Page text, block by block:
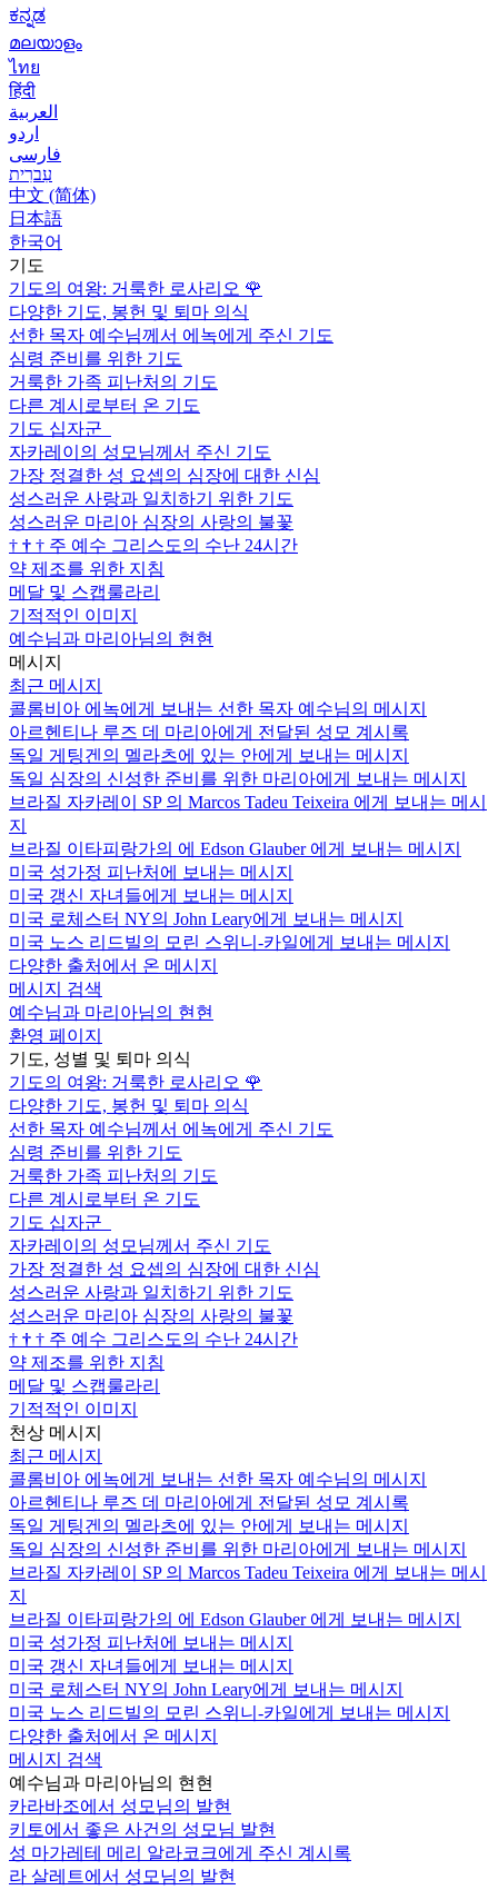
ಕನ್ನಡ
മലയാളം
ไทย
हिंदी
العربية
اردو
فارسی
עִברִית
中文 (简体)
日本語
한국어
기도
기도의 여왕: 거룩한 로사리오 🌹
다양한 기도, 봉헌 및 퇴마 의식
선한 목자 예수님께서 에녹에게 주신 기도
심령 준비를 위한 기도
거룩한 가족 피난처의 기도
다른 계시로부터 온 기도
기도 십자군
자카레이의 성모님께서 주신 기도
가장 정결한 성 요셉의 심장에 대한 신심
성스러운 사랑과 일치하기 위한 기도
성스러운 마리아 심장의 사랑의 불꽃
† † † 주 예수 그리스도의 수난 24시간
약 제조를 위한 지침
메달 및 스캡룰라리
기적적인 이미지
예수님과 마리아님의 현현
메시지
최근 메시지
콜롬비아 에녹에게 보내는 선한 목자 예수님의 메시지
아르헨티나 루즈 데 마리아에게 전달된 성모 계시록
독일 게팅겐의 멜라츠에 있는 안에게 보내는 메시지
독일 심장의 신성한 준비를 위한 마리아에게 보내는 메시지
브라질 자카레이 SP 의 Marcos Tadeu Teixeira 에게 보내는 메시
지
브라질 이타피랑가의 에 Edson Glauber 에게 보내는 메시지
미국 성가정 피난처에 보내는 메시지
미국 갱신 자녀들에게 보내는 메시지
미국 로체스터 NY의 John Leary에게 보내는 메시지
미국 노스 리드빌의 모린 스위니-카일에게 보내는 메시지
다양한 출처에서 온 메시지
메시지 검색
예수님과 마리아님의 현현
환영 페이지
기도, 성별 및 퇴마 의식
기도의 여왕: 거룩한 로사리오 🌹
다양한 기도, 봉헌 및 퇴마 의식
선한 목자 예수님께서 에녹에게 주신 기도
심령 준비를 위한 기도
거룩한 가족 피난처의 기도
다른 계시로부터 온 기도
기도 십자군
자카레이의 성모님께서 주신 기도
가장 정결한 성 요셉의 심장에 대한 신심
성스러운 사랑과 일치하기 위한 기도
성스러운 마리아 심장의 사랑의 불꽃
† † † 주 예수 그리스도의 수난 24시간
약 제조를 위한 지침
메달 및 스캡룰라리
기적적인 이미지
천상 메시지
최근 메시지
콜롬비아 에녹에게 보내는 선한 목자 예수님의 메시지
아르헨티나 루즈 데 마리아에게 전달된 성모 계시록
독일 게팅겐의 멜라츠에 있는 안에게 보내는 메시지
독일 심장의 신성한 준비를 위한 마리아에게 보내는 메시지
브라질 자카레이 SP 의 Marcos Tadeu Teixeira 에게 보내는 메시
지
브라질 이타피랑가의 에 Edson Glauber 에게 보내는 메시지
미국 성가정 피난처에 보내는 메시지
미국 갱신 자녀들에게 보내는 메시지
미국 로체스터 NY의 John Leary에게 보내는 메시지
미국 노스 리드빌의 모린 스위니-카일에게 보내는 메시지
다양한 출처에서 온 메시지
메시지 검색
예수님과 마리아님의 현현
카라바조에서 성모님의 발현
키토에서 좋은 사건의 성모님 발현
성 마가레테 메리 알라코크에게 주신 계시록
라 살레트에서 성모님의 발현